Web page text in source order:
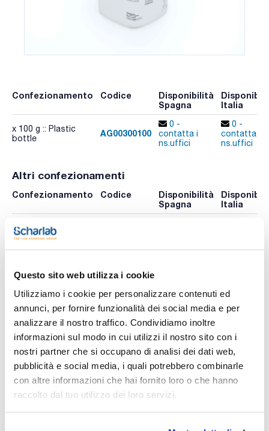
Questo sito web utilizza i cookie
Utilizziamo i cookie per personalizzare contenuti ed
annunci, per fornire funzionalità dei social media e per
analizzare il nostro traffico. Condividiamo inoltre
informazioni sul modo in cui utilizzi il nostro sito con i
nostri partner che si occupano di analisi dei dati web,
pubblicità e social media, i quali potrebbero combinarle
con altre informazioni che hai fornito loro o che hanno
raccolto dal tuo utilizzo dei loro servizi.
Confezionamento Codice
Disponibilità
Spagna
Italia
x 100 g :: Plastic
bottle
AG00300100
0 -
contatta i
ns.uffici
0 -
contatta i
ns.uffici
Altri confezionamenti
Confezionamento Codice
Disponibilità
Spagna
Italia
bottle
x 250 g :: Plastic
Controlla le
Controlla
Stampa pagina prodotto
Caratteristiche
Capacità : x 100 g
- CAS [9012-36-6]
- EINECS-No.: 232-731-8
- Solub. in water: (20 ºC): sparingly soluble
- Tariff number: 3913 90 00 99
gel strength : min. 1000 g/cm2
Vedi di più